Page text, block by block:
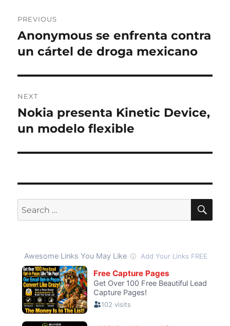
navigation
PREVIOUS
Previous
post:
Anonymous se enfrenta contra
un cártel de droga mexicano
NEXT
Next
post:
Nokia presenta Kinetic Device,
un modelo flexible
Search
for: